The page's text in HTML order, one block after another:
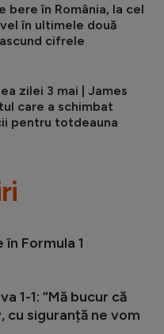
bere în România, la cel
în ultimele două
cifrele
zilei 3 mai | James
care a schimbat
pentru totdeauna
Formula 1
1-1: ”Mă bucur că
cu siguranță ne vom